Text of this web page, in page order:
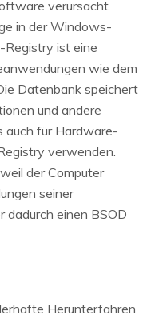
verursacht
in der Windows-
ist eine
wie dem
Datenbank speichert
und andere
auch für Hardware-
verwenden.
der Computer
seiner
dadurch einen BSOD
Herunterfahren